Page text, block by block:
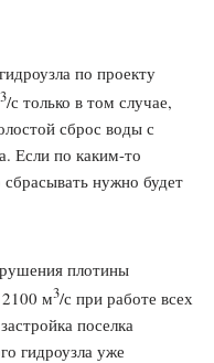
по проекту
3/с только в том случае,
сброс воды с
Если по каким-то
сбрасывать нужно будет
плотины
м3/с при работе всех
поселка
гидроузла уже